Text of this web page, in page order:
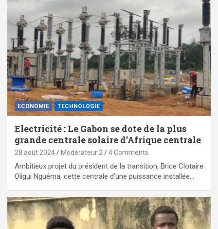
ECONOMIE TECHNOLOGIE
Electricité : Le Gabon se dote de la plus
grande centrale solaire d’Afrique centrale
28 août 2024 Modérateur 2 4 Comments
Ambitieux projet du président de la transition, Brice Clotaire
Oligui Nguéma, cette centrale d’une puissance installée…